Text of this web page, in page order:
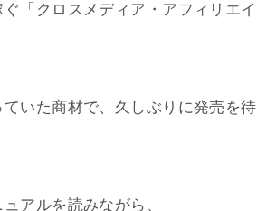
「クロスメディア・アフィリエイ
いた商材で、久しぶりに発売を待
アルを読みながら、